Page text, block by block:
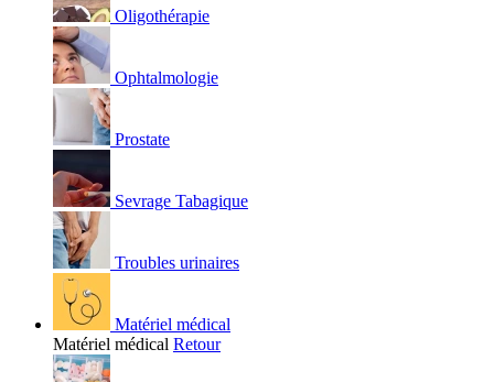
Oligothérapie
Ophtalmologie
Prostate
Sevrage Tabagique
Troubles urinaires
Matériel médical
Matériel médical Retour